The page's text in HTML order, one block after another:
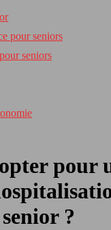
pour seniors
seniors
pour
?